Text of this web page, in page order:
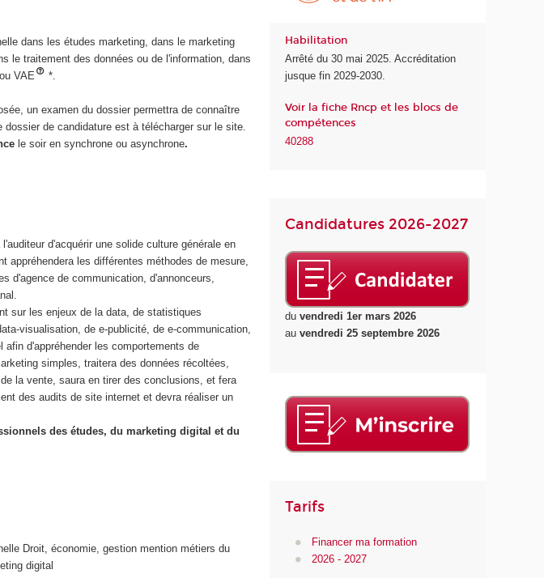
dans les études marketing, dans le marketing
le traitement des données ou de l'information, dans
VAE *.
un examen du dossier permettra de connaître
de candidature est à télécharger sur le site.
le soir en synchrone ou asynchrone.
l'auditeur d'acquérir une solide culture générale en
les différentes méthodes de mesure,
d'agence de communication, d'annonceurs,
sur les enjeux de la data, de statistiques
visualisation, de e-publicité, de e-communication,
d'appréhender les comportements de
simples, traitera des données récoltées,
la vente, saura en tirer des conclusions, et fera
des audits de site internet et devra réaliser un
des études, du marketing digital et du
Droit, économie, gestion mention métiers du
digital
Habilitation
Arrêté du 30 mai 2025. Accréditation
jusque fin 2029-2030.
Voir la fiche Rncp et les blocs de
compétences
40288
Candidatures 2026-2027
duvendredi 1er mars 2026
auvendredi 25 septembre 2026
Tarifs
Financer ma formation
2026 - 2027